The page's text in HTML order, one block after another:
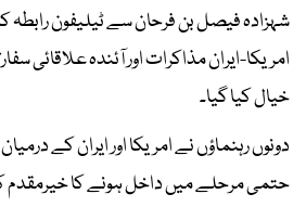
شہزادہ فیصل بن فرحان سے ٹیلیفون رابطہ
امریکا-ایران مذاکرات اور آئندہ علاقائی
خیال کیا گیا۔
دونوں رہنماؤں نے امریکا اور ایران کے
حتمی مرحلے میں داخل ہونے کا خیرمقدم